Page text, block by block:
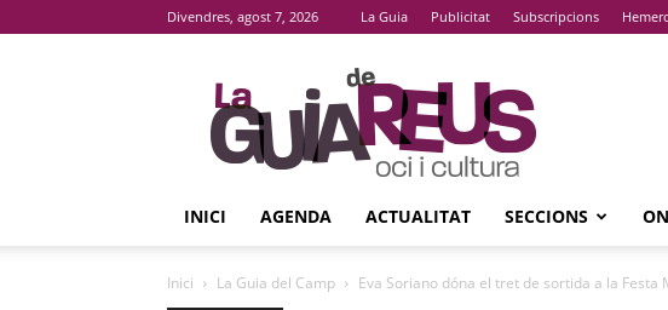
Divendres, agost 7, 2026 La Guia Publicitat Subscripcions
La
Guia
De
Reus
INICI AGENDA ACTUALITAT SECCIONS
Inici La Guia del Camp Eva Soriano dóna el tret de sortida a la Festa